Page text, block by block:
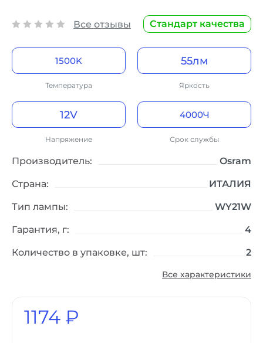
Все отзывы Стандарт качества
1500K
Оранжевый цвет
Температура
55лм
Стандартное освещение
Яркость
12V
Легковой транспорт
Напряжение
4000Ч
Стандартный срок службы
Срок службы
Производитель: Osram
Страна: ИТАЛИЯ
Тип лампы: WY21W
Гарантия, г: 4
Количество в упаковке, шт: 2
Все характеристики
1174 ₽